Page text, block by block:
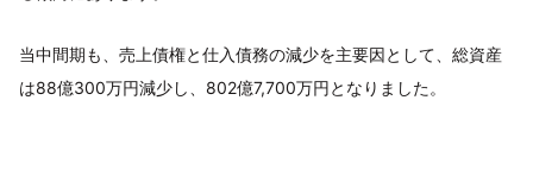
当中間期も、売上債権と仕入債務の減少を主要因として、総資産
は88億300万円減少し、802億7,700万円となりました。